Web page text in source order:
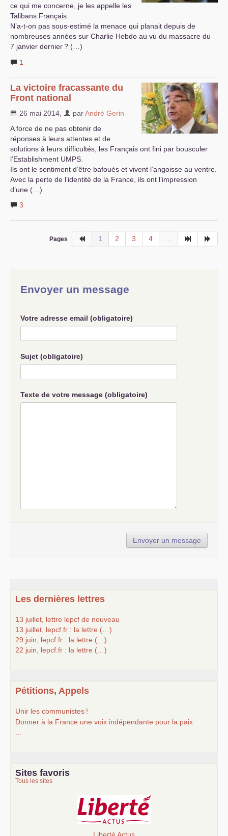
ce qui me concerne, je les appelle les
Talibans Français.
N’a-t-on pas sous-estimé la menace qui planait depuis de
nombreuses années sur Charlie Hebdo au vu du massacre du
7 janvier dernier? (…)
1
La victoire fracassante du
Front national
26 mai 2014 parAndré Gerin
A force de ne pas obtenir de
réponses à leurs attentes et de
solutions à leurs difficultés, les Français ont fini par bousculer
l’Establishment UMPS
Ils ont le sentiment d’être bafoués et vivent l’angoisse au ventre.
Avec la perte de l’identité de la France, ils ont l’impression
d’une (…)
3
Pages 1 2 3 4
Envoyer un message
Votre adresse email (obligatoire)
Sujet (obligatoire)
Texte de votre message (obligatoire)
Les dernières lettres
13 juillet, lettre lepcf de nouveau
13 juillet, lepcf.fr : la lettre (…)
29 juin, lepcf.fr : la lettre (…)
22 juin, lepcf.fr : la lettre (…)
Pétitions, Appels
Unir les communistes !
Donner à la France une voix indépendante pour la paix
Sites favoris
Tous les sites
Liberté Actus